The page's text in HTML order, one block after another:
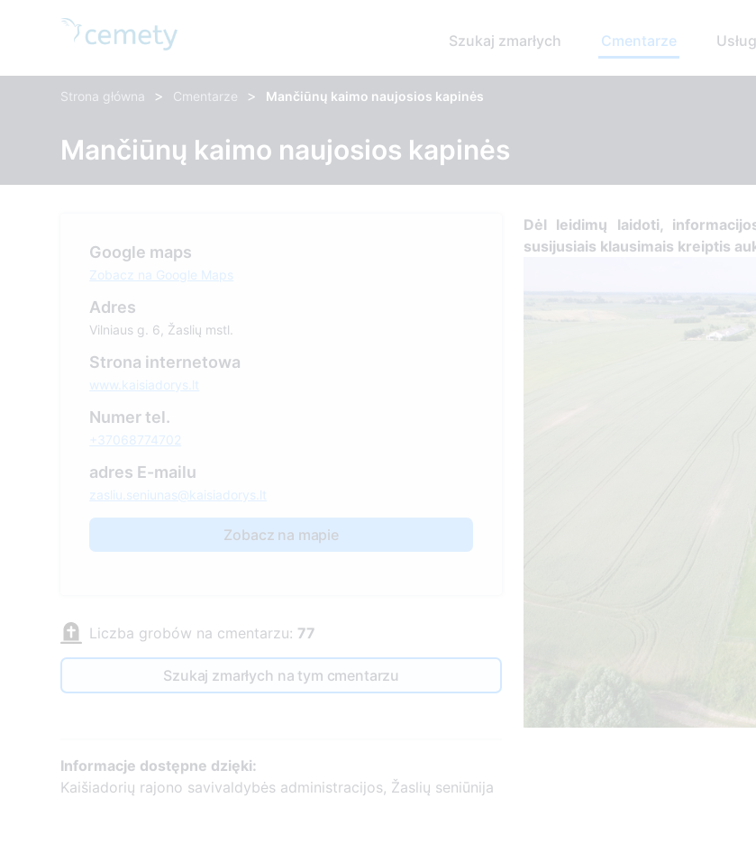
Szukaj zmarłych Cmentarze
Strona główna > Cmentarze > Mančiūnų kaimo naujosios kapinės
Mančiūnų kaimo naujosios kapinės
Google maps
Zobacz na Google Maps
Adres
Vilniaus g. 6, Žaslių mstl.
Strona internetowa
www.kaisiadorys.lt
Numer tel.
+37068774702
adres E-mailu
zasliu.seniunas@kaisiadorys.lt
Zobacz na mapie
Liczba grobów na cmentarzu: 77
Szukaj zmarłych na tym cmentarzu
Informacje dostępne dzięki:
Kaišiadorių rajono savivaldybės administracijos, Žaslių seniūnija
Dėl leidimų laidoti,
susijusiais klausimais kreiptis